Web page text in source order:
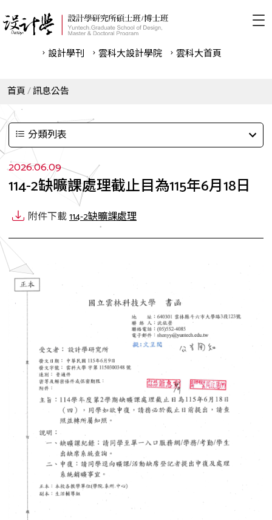
設計學刊 雲科⼤設計學院 雲科⼤首頁
首頁 訊息公告
分類列表
2026.06.09
114-2缺曠課處理截止目為115年6月18日
附件下載114-2缺曠課處理